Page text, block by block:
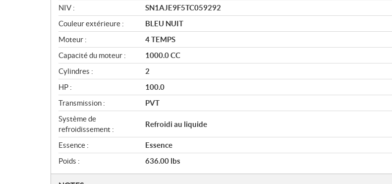
NIV :
SN1AJE9F5TC059292
Couleur extérieure :
BLEU NUIT
Moteur :
4 TEMPS
Capacité du moteur :
1000.0 CC
Cylindres :
2
HP :
100.0
Transmission :
PVT
Système de
refroidissement :
Refroidi au liquide
Essence :
Essence
Poids :
636.00 lbs